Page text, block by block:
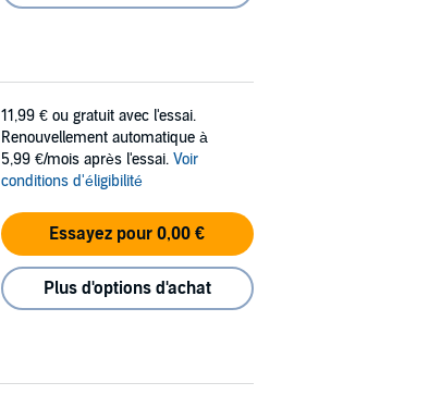
11,99 € ou gratuit avec l'essai.
Renouvellement automatique à
5,99 €/mois après l'essai. Voir
conditions d'éligibilité
Essayez pour 0,00 €
Plus d'options d'achat